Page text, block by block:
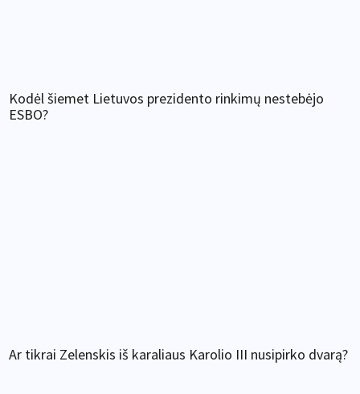
Kodėl šiemet Lietuvos prezidento rinkimų nestebėjo
ESBO?
Ar tikrai Zelenskis iš karaliaus Karolio III nusipirko dvarą?